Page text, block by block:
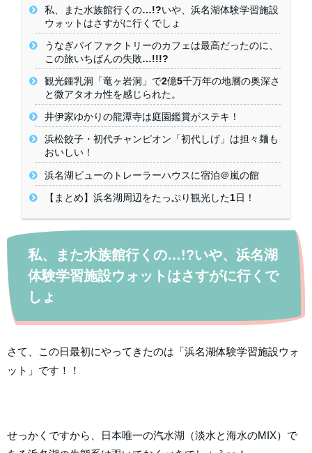
私、また水族館行くの…!?いや、浜名湖体験学習施設
ウォットはさすがに行くでしょ
うなぎパイファクトリーのカフェは最高だったのに、
この旅いちばんの失敗…!!!?
観光鍾乳洞「竜ヶ岩洞」で2億5千万年の地層の奥深さ
と微アタオカ性を感じられた。
井伊家ゆかりの龍潭寺は庭園鑑賞がステキ！
浜松餃子・初代チャンピオン「初代しげ」は担々麺も
おいしい！
浜名湖ビューのトレーラーハウスに宿泊＠嵐の館
【まとめ】浜名湖周辺をたっぷり観光した1日！
私、また水族館行くの…!?いや、浜名湖
体験学習施設ウォットはさすがに行くで
しょ
さて、この日最初にやってきたのは「浜名湖体験学習施設ウォ
ット」です！！
せっかくですから、日本唯一の汽水湖（淡水と海水のMIX）で